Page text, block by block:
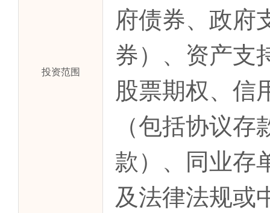
投资范围
府债券、政府
券）、资产支
股票期权、信
（包括协议
款）、同业存
及法律法规或